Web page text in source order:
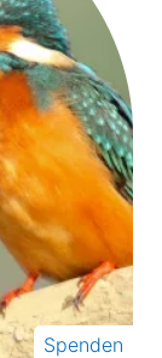
Spenden